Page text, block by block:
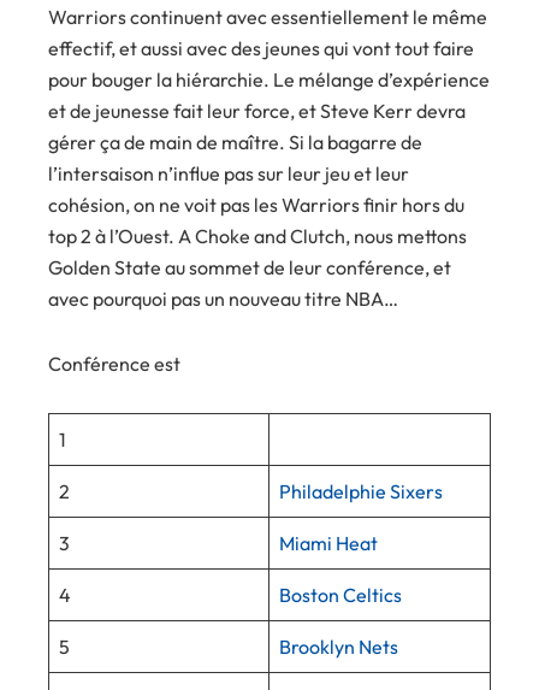
Warriors continuent avec essentiellement le même
effectif, et aussi avec des jeunes qui vont tout faire
pour bouger la hiérarchie. Le mélange d’expérience
et de jeunesse fait leur force, et Steve Kerr devra
gérer ça de main de maître. Si la bagarre de
l’intersaison n’influe pas sur leur jeu et leur
cohésion, on ne voit pas les Warriors finir hors du
top 2 à l’Ouest. A Choke and Clutch, nous mettons
Golden State au sommet de leur conférence, et
avec pourquoi pas un nouveau titre NBA…
Conférence est
1
2 Philadelphie Sixers
3 Miami Heat
4 Boston Celtics
5 Brooklyn Nets